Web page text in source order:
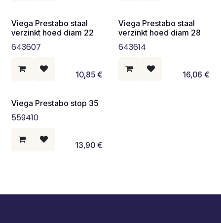
Viega Prestabo staal
verzinkt hoed diam 22
643607
10,85€
Viega Prestabo staal
verzinkt hoed diam 28
643614
16,06 €
Viega Prestabo stop 35
559410
13,90€